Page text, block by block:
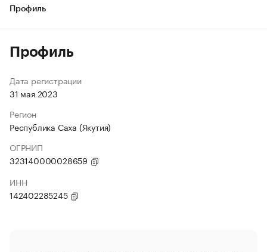
Профиль
Профиль
Дата регистрации
31 мая 2023
Регион
Республика Саха (Якутия)
ОГРНИП
323140000028659
ИНН
142402285245